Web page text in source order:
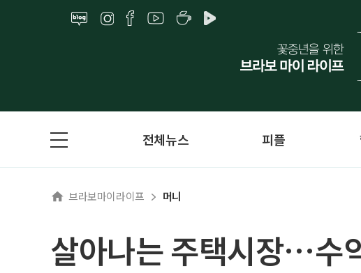
전체뉴스 피플
브라보마이라이프 머니
살아나는 주택시장…수